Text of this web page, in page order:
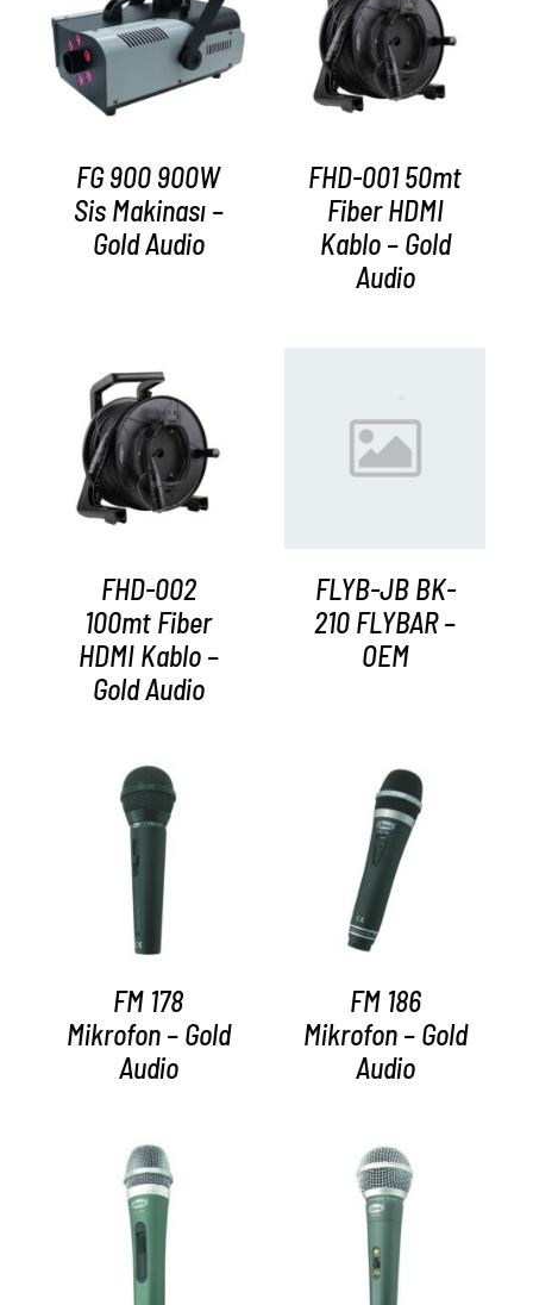
AYRINTILAR
FG 900 900W
Sis Makinası –
Gold Audio
AYRINTILAR
FHD-001 50mt
Fiber HDMI
Kablo – Gold
Audio
AYRINTILAR
FHD-002
100mt Fiber
HDMI Kablo –
Gold Audio
AYRINTILAR
FLYB-JB BK-
210 FLYBAR –
OEM
AYRINTILAR
FM 178
Mikrofon – Gold
Audio
AYRINTILAR
FM 186
Mikrofon – Gold
Audio
AYRINTILAR AYRINTILAR